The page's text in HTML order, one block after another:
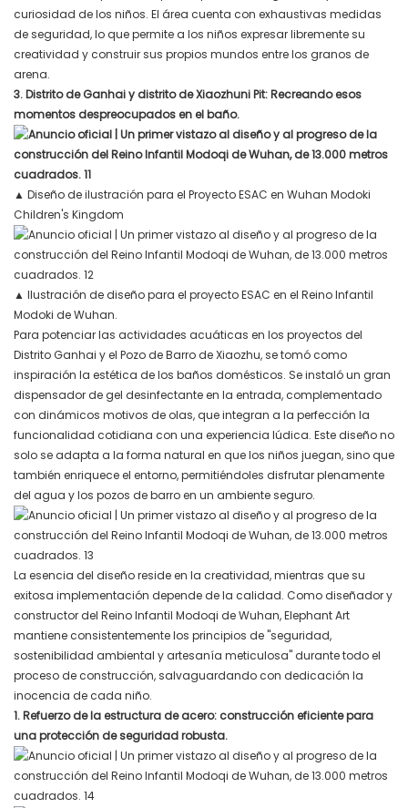
curiosidad de los niños. El área cuenta con exhaustivas medidas
de seguridad, lo que permite a los niños expresar libremente su
creatividad y construir sus propios mundos entre los granos de
arena.
3. Distrito de Ganhai y distrito de Xiaozhuni Pit: Recreando esos
momentos despreocupados en el baño.
▲ Diseño de ilustración para el Proyecto ESAC en Wuhan Modoki
Children's Kingdom
▲ Ilustración de diseño para el proyecto ESAC en el Reino Infantil
Modoki de Wuhan.
Para potenciar las actividades acuáticas en los proyectos del
Distrito Ganhai y el Pozo de Barro de Xiaozhu, se tomó como
inspiración la estética de los baños domésticos. Se instaló un gran
dispensador de gel desinfectante en la entrada, complementado
con dinámicos motivos de olas, que integran a la perfección la
funcionalidad cotidiana con una experiencia lúdica. Este diseño no
solo se adapta a la forma natural en que los niños juegan, sino que
también enriquece el entorno, permitiéndoles disfrutar plenamente
del agua y los pozos de barro en un ambiente seguro.
La esencia del diseño reside en la creatividad, mientras que su
exitosa implementación depende de la calidad. Como diseñador y
constructor del Reino Infantil Modoqi de Wuhan, Elephant Art
mantiene consistentemente los principios de "seguridad,
sostenibilidad ambiental y artesanía meticulosa" durante todo el
proceso de construcción, salvaguardando con dedicación la
inocencia de cada niño.
1. Refuerzo de la estructura de acero: construcción eficiente para
una protección de seguridad robusta.